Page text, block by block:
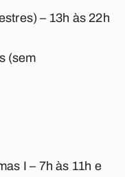
– 13h às 22h
(sem
I – 7h às 11h e